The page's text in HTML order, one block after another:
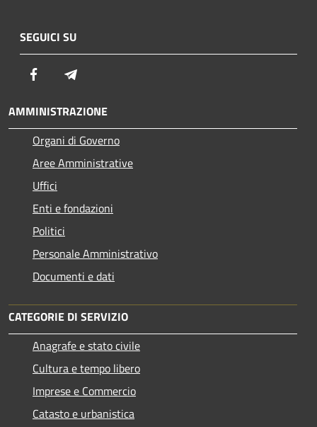
SEGUICI SU
Facebook
AMMINISTRAZIONE
Organi di Governo
Aree Amministrative
Uffici
Enti e fondazioni
Politici
Personale Amministrativo
Documenti e dati
CATEGORIE DI SERVIZIO
Anagrafe e stato civile
Cultura e tempo libero
Imprese e Commercio
Catasto e urbanistica